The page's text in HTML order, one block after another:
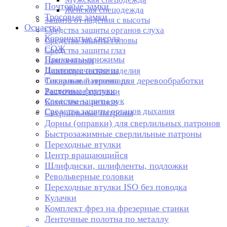
Женская спецодежда
Защита от падения с высоты
Средства защиты органов слуха
Средства защиты головы
Средства защиты глаз
Наколенники
Диэлектрические изделия
Сигнальный инвентарь
Защитные фартуки
Средства защиты рук
Средства защиты органов дыхания
Почтовые замки
Тросовые замки
Оснастка
Корончатые сверла
СОЖ
Прихваты-прижимы
Цанговые патроны
Токарные патроны для деревообработки
Расточные головки
Комплекты резцов
Сверлильные патроны
Дорны (оправки) для сверлильных патронов
Быстрозажимные сверлильные патроны
Переходные втулки
Центр вращающийся
Шлифдиски, шлифленты, подложки
Револьверные головки
Переходные втулки ISO без поводка
Кулачки
Комплект фрез на фрезерные станки
Ленточные полотна по металлу